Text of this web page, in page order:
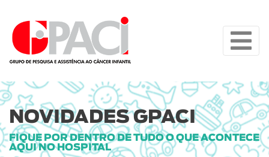
NOVIDADES GPACI
FIQUE POR DENTRO DE TUDO O QUE ACONTECE
AQUI NO HOSPITAL